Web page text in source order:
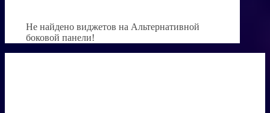
Не найдено виджетов на Альтернативной
боковой панели!